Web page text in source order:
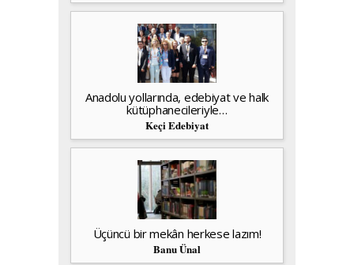
Anadolu yollarında, edebiyat ve halk
kütüphanecileriyle…
Keçi Edebiyat
Üçüncü bir mekân herkese lazım!
Banu Ünal